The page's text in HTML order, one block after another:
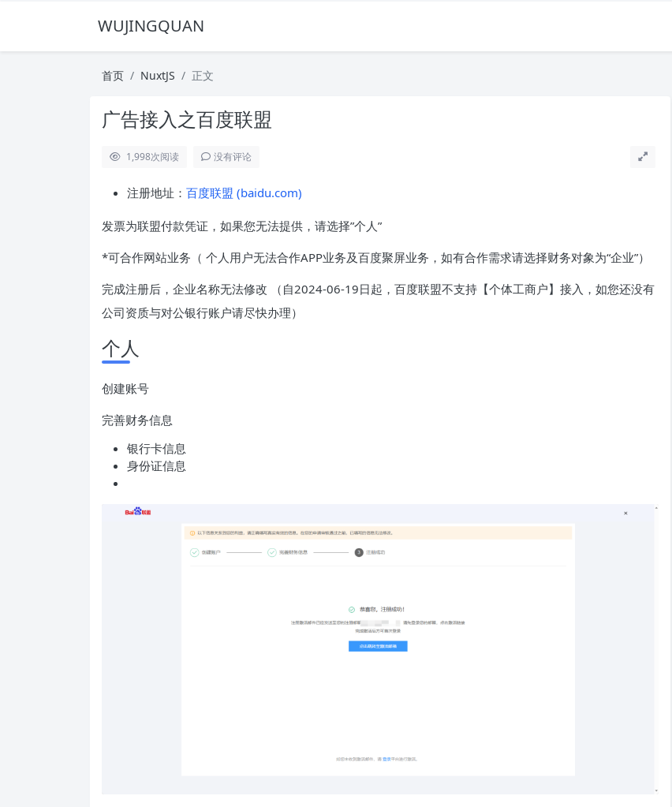
WUJINGQUAN
首页 NuxtJS 正文
广告接入之百度联盟
1,998次阅读 没有评论
注册地址： 百度联盟 (baidu.com)
发票为联盟付款凭证，如果您无法提供，请选择”个人”
*可合作网站业务（ 个人用户无法合作APP业务及百度聚屏业务，如有合作需求请选择财务对象为“企业”）
完成注册后，企业名称无法修改 （自2024-06-19日起，百度联盟不支持【个体工商户】接入，如您还没有
公司资质与对公银行账户请尽快办理）
个人
创建账号
完善财务信息
银行卡信息
身份证信息